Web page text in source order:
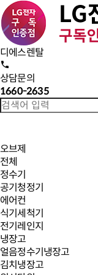
디에스렌탈
상담문의
1660-2635
오브제
전체
정수기
공기청정기
에어컨
식기세척기
전기레인지
냉장고
얼음정수기냉장고
김치냉장고